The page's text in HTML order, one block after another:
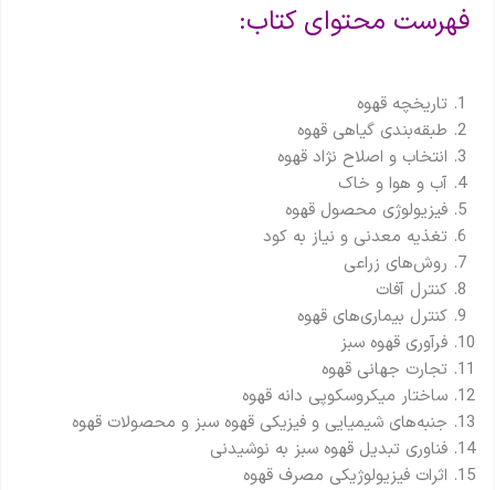
فهرست محتوای کتاب:
تاریخچه قهوه
طبقه‌بندی گیاهی قهوه
انتخاب و اصلاح نژاد قهوه
آب و هوا و خاک
فیزیولوژی محصول قهوه
تغذیه معدنی و نیاز به کود
روش‌های زراعی
کنترل آفات
کنترل بیماری‌های قهوه
فرآوری قهوه سبز
تجارت جهانی قهوه
ساختار میکروسکوپی دانه قهوه
جنبه‌های شیمیایی و فیزیکی قهوه سبز و محصولات قهوه
فناوری تبدیل قهوه سبز به نوشیدنی
اثرات فیزیولوژیکی مصرف قهوه